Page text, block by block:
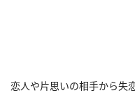
恋人や片思いの相手から失